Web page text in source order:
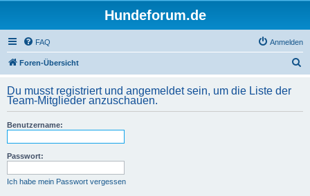
Hundeforum.de
FAQ Anmelden
Foren-Übersicht
h
Du musst registriert und angemeldet sein, um die Liste der
Team-Mitglieder anzuschauen.
Benutzername:
Passwort:
Ich habe mein Passwort vergessen